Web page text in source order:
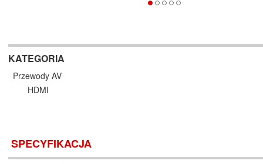
KATEGORIA
Przewody AV
HDMI
SPECYFIKACJA